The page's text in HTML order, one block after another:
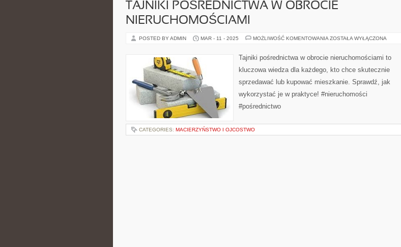
TAJNIKI POŚREDNICTWA W OBROCIE
NIERUCHOMOŚCIAMI
POSTED BY ADMIN MAR - 11 - 2025 MOŻLIWOŚĆ KOMENTOWANIA TAJNIKI
OBROCIE
NIERUCHOMOŚCIAMI
ZOSTAŁA WYŁĄCZONA
Tajniki pośrednictwa w obrocie nieruchomościami to
kluczowa wiedza dla każdego, kto chce skutecznie
sprzedawać lub kupować mieszkanie. Sprawdź, jak
wykorzystać je w praktyce! #nieruchomości
#pośrednictwo
CATEGORIES: MACIERZYŃSTWO I OJCOSTWO